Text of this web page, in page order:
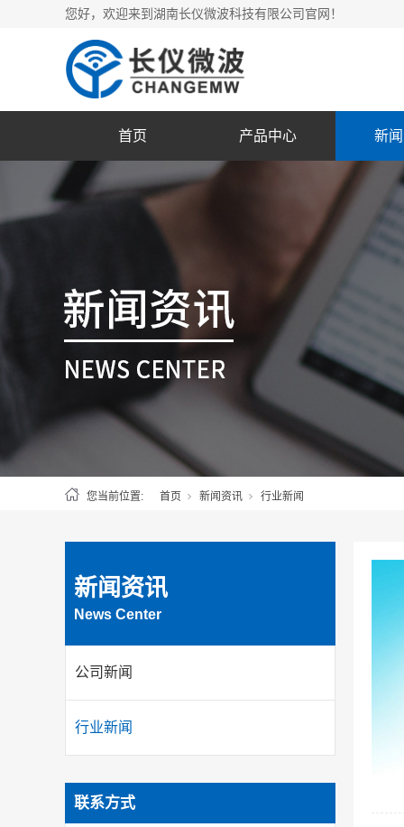
您好，欢迎来到湖南长仪微波科技有限公司官网！
首页 产品中心 新
您当前位置: 首页 新闻资讯 行业新闻
新闻资讯
News Center
公司新闻
行业新闻
联系方式